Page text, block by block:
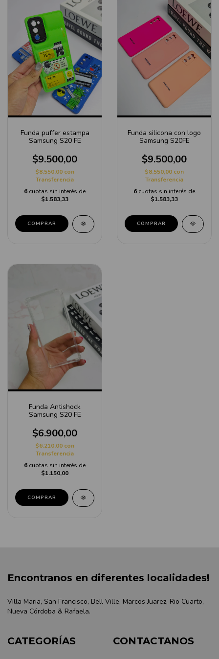
Funda puffer estampa
Samsung S20 FE
$9.500,00
$8.550,00 con
Transferencia
6 cuotas sin interés de
$1.583,33
COMPRAR
Funda silicona con logo
Samsung S20FE
$9.500,00
$8.550,00 con
Transferencia
6 cuotas sin interés de
$1.583,33
COMPRAR
Funda Antishock
Samsung S20 FE
$6.900,00
$6.210,00 con
Transferencia
6 cuotas sin interés de
$1.150,00
Encontranos en diferentes localidades!
Villa Maria, San Francisco, Bell Ville, Marcos Juarez, Rio Cuarto,
Nueva Córdoba & Rafaela.
CATEGORÍAS CONTACTANOS